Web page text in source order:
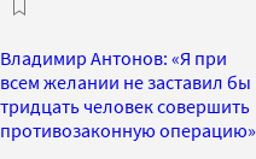
Владимир Антонов: «Я при
всем желании не заставил бы
тридцать человек совершить
противозаконную операцию»